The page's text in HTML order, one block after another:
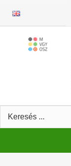
Keresés: